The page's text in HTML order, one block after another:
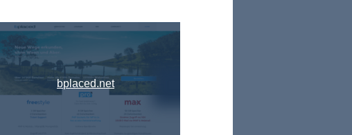
bplaced.net